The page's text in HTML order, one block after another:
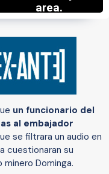
un funcionario del
al embajador
se filtrara un audio en
cuestionaran su
Dominga.